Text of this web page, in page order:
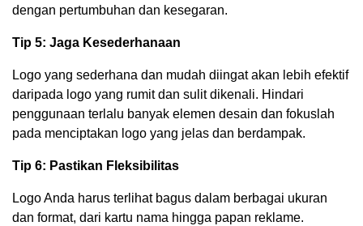
dengan pertumbuhan dan kesegaran.
Tip 5: Jaga Kesederhanaan
Logo yang sederhana dan mudah diingat akan lebih efektif
daripada logo yang rumit dan sulit dikenali. Hindari
penggunaan terlalu banyak elemen desain dan fokuslah
pada menciptakan logo yang jelas dan berdampak.
Tip 6: Pastikan Fleksibilitas
Logo Anda harus terlihat bagus dalam berbagai ukuran
dan format, dari kartu nama hingga papan reklame.